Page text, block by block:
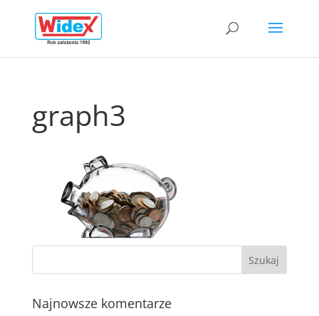
graph3
Najnowsze komentarze